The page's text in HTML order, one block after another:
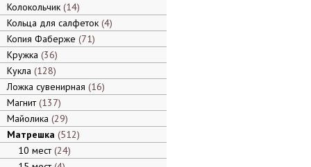
Колокольчик 14
Кольца для салфеток 4
Копия Фаберже 71
Кружка 36
Кукла 128
Ложка сувенирная 16
Магнит 137
Майолика 29
Матрешка 512
10 мест 24